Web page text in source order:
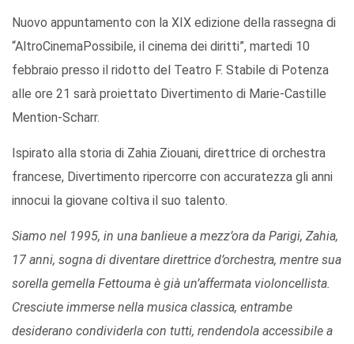
Nuovo appuntamento con la XIX edizione della rassegna di
“AltroCinemaPossibile, il cinema dei diritti”, martedi 10
febbraio presso il ridotto del Teatro F. Stabile di Potenza
alle ore 21 sarà proiettato Divertimento di Marie-Castille
Mention-Scharr.
Ispirato alla storia di Zahia Ziouani, direttrice di orchestra
francese, Divertimento ripercorre con accuratezza gli anni
innocui la giovane coltiva il suo talento.
Siamo nel 1995, in una banlieue a mezz’ora da Parigi, Zahia,
17 anni, sogna di diventare direttrice d’orchestra, mentre sua
sorella gemella Fettouma è già un’affermata violoncellista.
Cresciute immerse nella musica classica, entrambe
desiderano condividerla con tutti, rendendola accessibile a